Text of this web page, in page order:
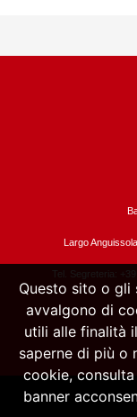
Largo
Tel. Segreteria:
Questo sito o
avvalgono di
utili alle finalità
saperne di più o
cookie,
banner